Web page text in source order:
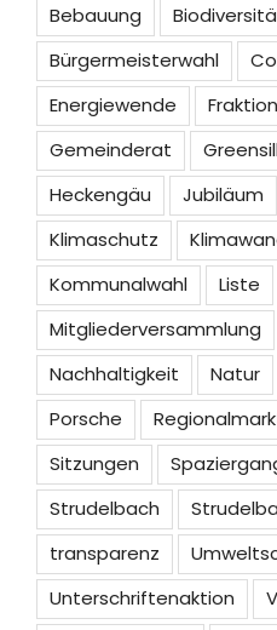
Bebauung
Bürgermeisterwahl
Energiewende
Gemeinderat
Heckengäu
Jubiläum
Klimaschutz
Kommunalwahl
Liste
Mitgliederversammlung
Nachhaltigkeit
Natur
Porsche
Sitzungen
Strudelbach
transparenz
Unterschriftenaktion